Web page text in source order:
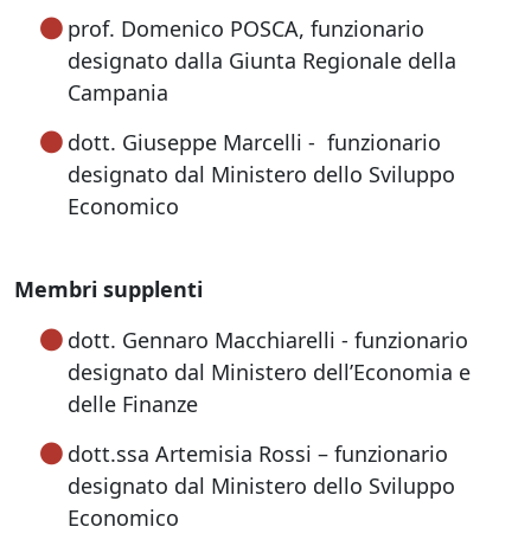
prof. Domenico POSCA, funzionario
designato dalla Giunta Regionale della
Campania
dott. Giuseppe Marcelli - funzionario
designato dal Ministero dello Sviluppo
Economico
Membri supplenti
dott. Gennaro Macchiarelli - funzionario
designato dal Ministero dell’Economia e
delle Finanze
dott.ssa Artemisia Rossi – funzionario
designato dal Ministero dello Sviluppo
Economico